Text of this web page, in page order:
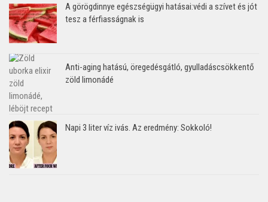
A görögdinnye egészségügyi hatásai:védi a szívet és jót
tesz a férfiasságnak is
Anti-aging hatású, öregedésgátló, gyulladáscsökkentő
zöld limonádé
Napi 3 liter víz ivás. Az eredmény: Sokkoló!